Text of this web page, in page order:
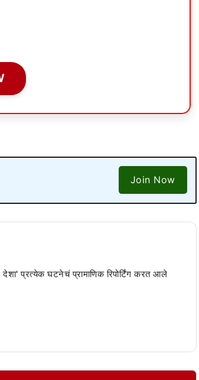
Join Now
देशा' प्रत्येक घटनेचं प्रामाणिक रिपोर्टिंग करत आले